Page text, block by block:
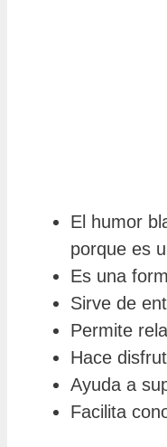
El humor
porque es
Es una
Sirve de
Permite
Hace
Ayuda a
Facilita